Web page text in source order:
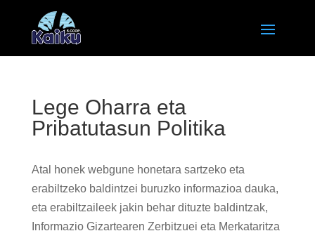
Lege Oharra eta
Pribatutasun Politika
Atal honek webgune honetara sartzeko eta
erabiltzeko baldintzei buruzko informazioa dauka,
eta erabiltzaileek jakin behar dituzte baldintzak,
Informazio Gizartearen Zerbitzuei eta Merkataritza